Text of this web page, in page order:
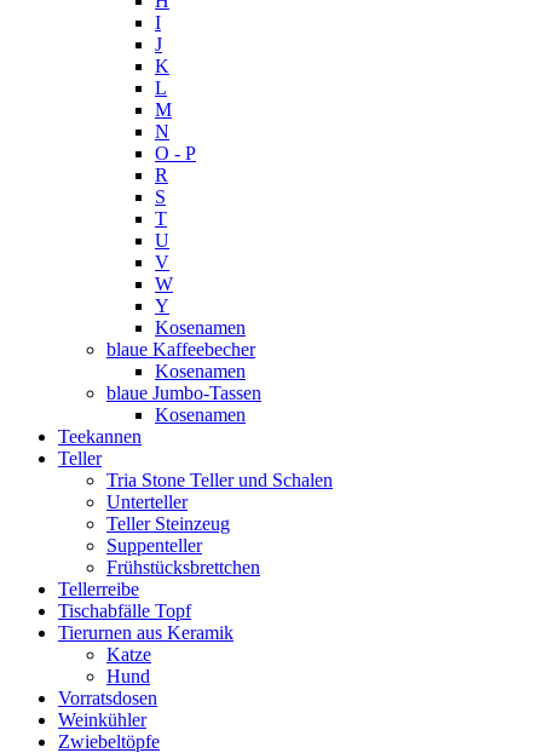
I
J
K
L
M
N
O - P
R
S
T
U
V
W
Y
Kosenamen
blaue Kaffeebecher
Kosenamen
blaue Jumbo-Tassen
Kosenamen
Teekannen
Teller
Tria Stone Teller und Schalen
Unterteller
Teller Steinzeug
Suppenteller
Frühstücksbrettchen
Tellerreibe
Tischabfälle Topf
Tierurnen aus Keramik
Katze
Hund
Vorratsdosen
Weinkühler
Zwiebeltöpfe